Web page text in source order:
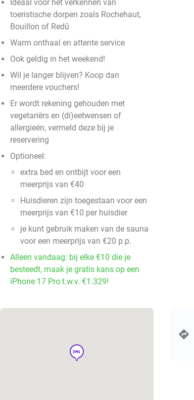
Ideaal voor het verkennen van
toeristische dorpen zoals Rochehaut,
Bouillon of Redû
Warm onthaal en attente service
Ook geldig in het weekend!
Wil je langer blijven? Koop dan
meerdere vouchers!
Er wordt rekening gehouden met
vegetariërs en (di)eetwensen of
allergieën, vermeld deze bij je
reservering
Optioneel:
extra bed en ontbijt voor een
meerprijs van €40
Huisdieren zijn toegestaan voor een
meerprijs van €10 per huisdier
je kunt gebruik maken van de sauna
voor een meerprijs van €20 p.p.
Alleen vandaag: bij elke €10 die je
besteedt, maak je gratis kans op een
iPhone 17 Pro t.w.v. €1.329!
hotel